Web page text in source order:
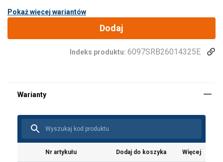
Pokaż więcej wariantów
Dodaj
Indeks produktu: 6097SRB26014325E
Nr artykułu Dodaj do koszyka Więcej